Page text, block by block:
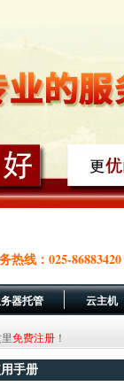
热线：025-86883420
器托管 云主机
免费注册 ！
手册